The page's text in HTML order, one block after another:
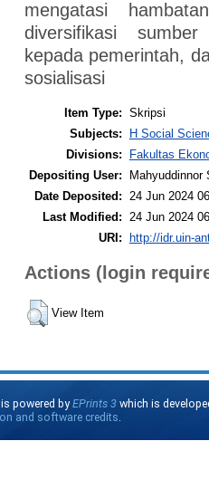
mengatasi
diversifikasi
kepada pemerintah,
sosialisasi
Item Type: Skripsi
Subjects:
H Social
Divisions:
Fakultas
Depositing User:
Mahyuddinnor
Date Deposited:
24 Jun 2024
Last Modified:
24 Jun 2024
URI: http://idr.uin-
Actions (login
View Item
powered byEPrints 3 which is
and software credits.